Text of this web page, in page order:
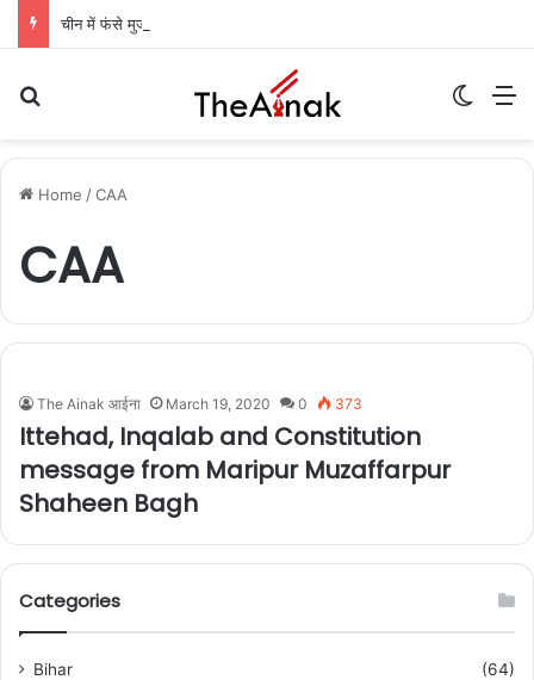
Home /CAA
CAA
The Ainak आईना March 19, 2020 0 373
Ittehad, Inqalab and Constitution
message from Maripur Muzaffarpur
Shaheen Bagh
Categories
Bihar (64)